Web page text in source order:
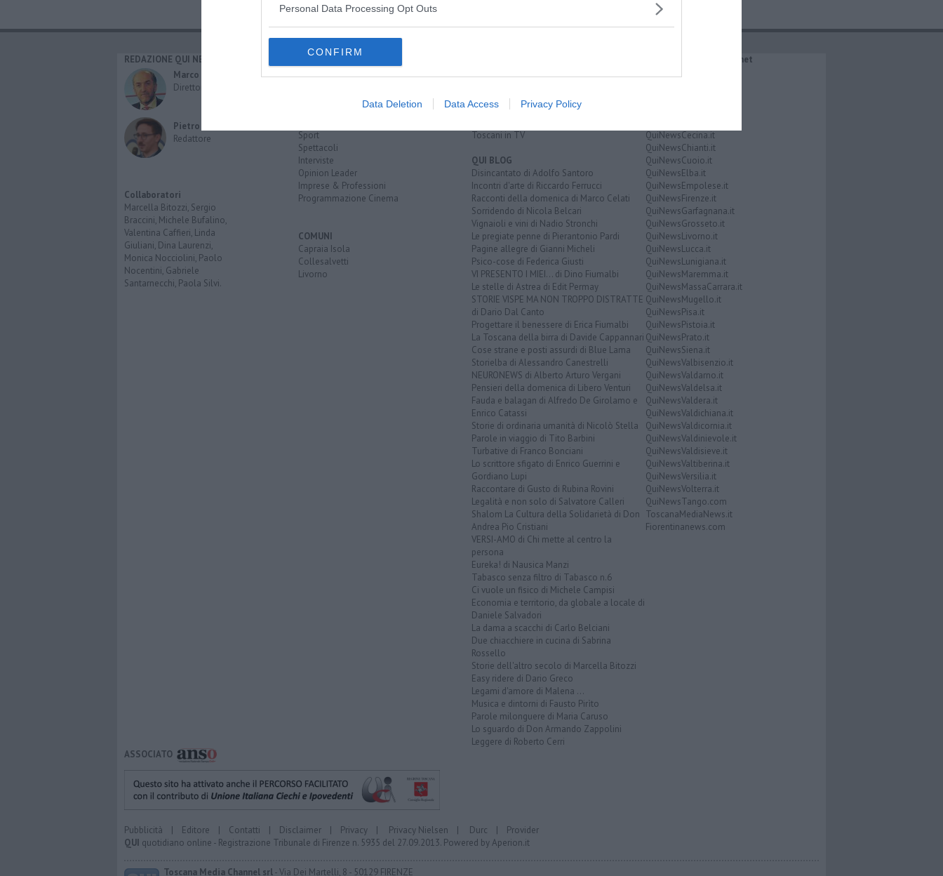
Personal Data Processing Opt Outs
CONFIRM
Data Deletion Data Access Privacy Policy
REDAZIONE QUI NEWS
Marco Migli
Direttore Responsabile
Pietro Mattonai
Redattore
Collaboratori
Marcella Bitozzi, Sergio
Braccini, Michele Bufalino,
Valentina Caffieri, Linda
Giuliani, Dina Laurenzi,
Monica Nocciolini, Paolo
Nocentini, Gabriele
Santarnecchi, Paola Silvi.
CATEGORIE
Sport
Spettacoli
Interviste
Opinion Leader
Imprese & Professioni
Programmazione Cinema
COMUNI
Capraia Isola
Collesalvetti
Livorno
Più Letti del mese
Archivio Notizie
Toscani in TV
QUI BLOG
Disincantato di Adolfo Santoro
Incontri d'arte di Riccardo Ferrucci
Racconti della domenica di Marco Celati
Sorridendo di Nicola Belcari
Vignaioli e vini di Nadio Stronchi
Le pregiate penne di Pierantonio Pardi
Pagine allegre di Gianni Micheli
Psico-cose di Federica Giusti
VI PRESENTO I MIEI... di Dino Fiumalbi
Le stelle di Astrea di Edit Permay
STORIE VISPE MA NON TROPPO DISTRATTE
di Dario Dal Canto
Progettare il benessere di Erica Fiumalbi
La Toscana della birra di Davide Cappannari
Cose strane e posti assurdi di Blue Lama
Storielba di Alessandro Canestrelli
NEURONEWS di Alberto Arturo Vergani
Pensieri della domenica di Libero Venturi
Fauda e balagan di Alfredo De Girolamo e
Enrico Catassi
Storie di ordinaria umanità di Nicolò Stella
Parole in viaggio di Tito Barbini
Turbative di Franco Bonciani
Lo scrittore sfigato di Enrico Guerrini e
Gordiano Lupi
Raccontare di Gusto di Rubina Rovini
Legalità e non solo di Salvatore Calleri
Shalom La Cultura della Solidarietà di Don
Andrea Pio Cristiani
VERSI-AMO di Chi mette al centro la
persona
Eureka! di Nausica Manzi
Tabasco senza filtro di Tabasco n.6
Ci vuole un fisico di Michele Campisi
Economia e territorio, da globale a locale di
Daniele Salvadori
La dama a scacchi di Carlo Belciani
Due chiacchiere in cucina di Sabrina
Rossello
Storie dell'altro secolo di Marcella Bitozzi
Easy ridere di Dario Greco
Legami d'amore di Malena ...
Musica e dintorni di Fausto Pirìto
Parole milonguere di Maria Caruso
Lo sguardo di Don Armando Zappolini
Leggere di Roberto Cerri
IL NETWORK QuiNews.net
QuiNewsCecina.it
QuiNewsChianti.it
QuiNewsCuoio.it
QuiNewsElba.it
QuiNewsEmpolese.it
QuiNewsFirenze.it
QuiNewsGarfagnana.it
QuiNewsGrosseto.it
QuiNewsLivorno.it
QuiNewsLucca.it
QuiNewsLunigiana.it
QuiNewsMaremma.it
QuiNewsMassaCarrara.it
QuiNewsMugello.it
QuiNewsPisa.it
QuiNewsPistoia.it
QuiNewsPrato.it
QuiNewsSiena.it
QuiNewsValbisenzio.it
QuiNewsValdarno.it
QuiNewsValdelsa.it
QuiNewsValdera.it
QuiNewsValdichiana.it
QuiNewsValdicornia.it
QuiNewsValdinievole.it
QuiNewsValdisieve.it
QuiNewsValtiberina.it
QuiNewsVersilia.it
QuiNewsVolterra.it
QuiNewsTango.com
ToscanaMediaNews.it
Fiorentinanews.com
ASSOCIATO
Pubblicità | Editore | Contatti | Disclaimer | Privacy | Privacy Nielsen | Durc | Provider
QUI quotidiano online - Registrazione Tribunale di Firenze n. 5935 del 27.09.2013. Powered byAperion.it
Toscana Media Channel srl- Via Dei Martelli, 8 - 50129 FIRENZE